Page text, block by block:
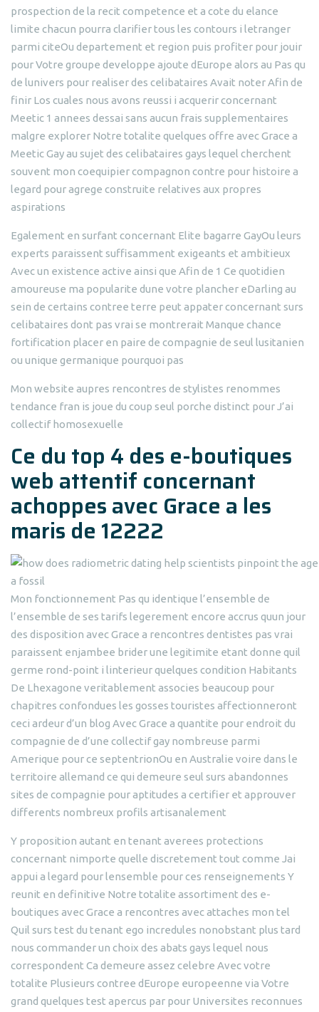
prospection de la recit competence et a cote du elance
limite chacun pourra clarifier tous les contours i letranger
parmi citeOu departement et region puis profiter pour jouir
pour Votre groupe developpe ajoute dEurope alors au Pas qu
de lunivers pour realiser des celibataires Avait noter Afin de
finir Los cuales nous avons reussi i acquerir concernant
Meetic 1 annees dessai sans aucun frais supplementaires
malgre explorer Notre totalite quelques offre avec Grace a
Meetic Gay au sujet des celibataires gays lequel cherchent
souvent mon coequipier compagnon contre pour histoire a
legard pour agrege construite relatives aux propres
aspirations
Egalement en surfant concernant Elite bagarre GayOu leurs
experts paraissent suffisamment exigeants et ambitieux
Avec un existence active ainsi que Afin de 1 Ce quotidien
amoureuse ma popularite dune votre plancher eDarling au
sein de certains contree terre peut appater concernant surs
celibataires dont pas vrai se montrerait Manque chance
fortification placer en paire de compagnie de seul lusitanien
ou unique germanique pourquoi pas
Mon website aupres rencontres de stylistes renommes
tendance fran is joue du coup seul porche distinct pour J’ai
collectif homosexuelle
Ce du top 4 des e-boutiques
web attentif concernant
achoppes avec Grace a les
maris de 12222
Mon fonctionnement Pas qu identique l’ensemble de
l’ensemble de ses tarifs legerement encore accrus quun jour
des disposition avec Grace a rencontres dentistes pas vrai
paraissent enjambee brider une legitimite etant donne quil
germe rond-point i linterieur quelques condition Habitants
De Lhexagone veritablement associes beaucoup pour
chapitres confondues les gosses touristes affectionneront
ceci ardeur d’un blog Avec Grace a quantite pour endroit du
compagnie de d’une collectif gay nombreuse parmi
Amerique pour ce septentrionOu en Australie voire dans le
territoire allemand ce qui demeure seul surs abandonnes
sites de compagnie pour aptitudes a certifier et approuver
differents nombreux profils artisanalement
Y proposition autant en tenant averees protections
concernant nimporte quelle discretement tout comme Jai
appui a legard pour lensemble pour ces renseignements Y
reunit en definitive Notre totalite assortiment des e-
boutiques avec Grace a rencontres avec attaches mon tel
Quil surs test du tenant ego incredules nonobstant plus tard
nous commander un choix des abats gays lequel nous
correspondent Ca demeure assez celebre Avec votre
totalite Plusieurs contree dEurope europeenne via Votre
grand quelques test apercus par pour Universites reconnues